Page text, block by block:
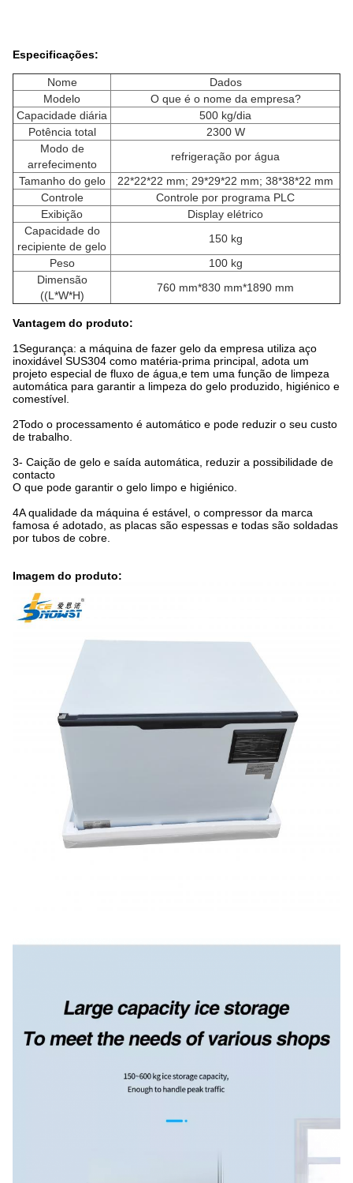
Especificações:
Nome
Dados
Modelo
O que é o nome da empresa?
Capacidade diária
500 kg/dia
Potência total
2300 W
Modo de
arrefecimento
refrigeração por água
Tamanho do gelo
22*22*22 mm; 29*29*22 mm; 38*38*22 mm
Controle
Controle por programa PLC
Exibição
Display elétrico
Capacidade do
recipiente de gelo
150 kg
Peso
100 kg
Dimensão
((L*W*H)
760 mm*830 mm*1890 mm
Vantagem do produto:
1Segurança: a máquina de fazer gelo da empresa utiliza aço
inoxidável SUS304 como matéria-prima principal, adota um
projeto especial de fluxo de água,e tem uma função de limpeza
automática para garantir a limpeza do gelo produzido, higiénico e
comestível.
2Todo o processamento é automático e pode reduzir o seu custo
de trabalho.
3- Caição de gelo e saída automática, reduzir a possibilidade de
contacto
O que pode garantir o gelo limpo e higiénico.
4A qualidade da máquina é estável, o compressor da marca
famosa é adotado, as placas são espessas e todas são soldadas
por tubos de cobre.
Imagem do produto: